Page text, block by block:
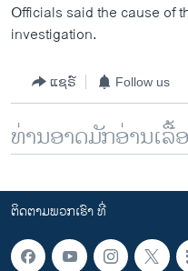
Officials said the cause of
investigation.
ແຊຣ໌ Follow us
ທ່ານອາດມັກອ່ານເລື້
ຕິດຕາມພວກເຮົາ ທີ່